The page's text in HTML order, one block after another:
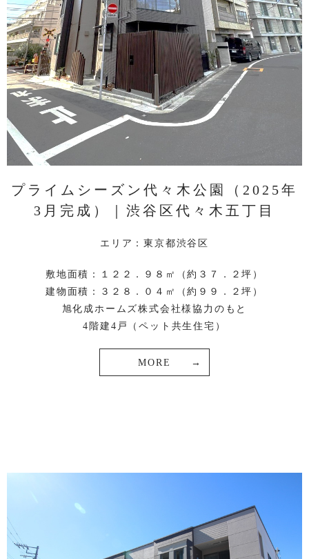
プライムシーズン代々木公園（2025年
3月完成）｜渋谷区代々木五丁目
エリア：東京都渋谷区
敷地面積：１２２．９８㎡（約３７．２坪）
建物面積：３２８．０４㎡（約９９．２坪）
旭化成ホームズ株式会社様協力のもと
4階建4戸（ペット共生住宅）
MORE